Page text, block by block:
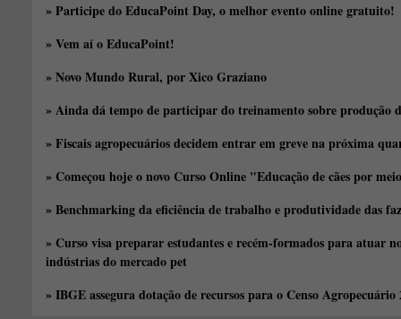
» Participe do EducaPoint Day, o melhor evento online gratuito!
» Vem aí o EducaPoint!
» Novo Mundo Rural, por Xico Graziano
» Ainda dá tempo de participar do treinamento sobre produção
» Fiscais agropecuários decidem entrar em greve na próxima
» Começou hoje o novo Curso Online "Educação de cães por
» Benchmarking da eficiência de trabalho e produtividade das
» Curso visa preparar estudantes e recém-formados para atuar
indústrias do mercado pet
» IBGE assegura dotação de recursos para o Censo Agropecuário